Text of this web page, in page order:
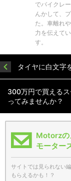
でバイクレ
んかして、
た。車離れ
力を伝えて
す。
タイヤに白文字
300万円で買える
ってみませんか？
Motorzの
モーター
サイトでは見られない
もらえるかも！？